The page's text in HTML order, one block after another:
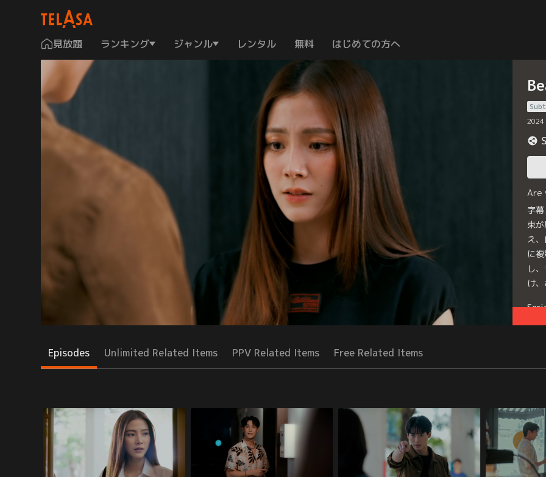
見放題 ランキング ジャンル レンタル 無料 はじめての方へ
2024
Are
字
束
え
に
し
け
Episodes Unlimited Related Items PPV Related Items Free Related Items